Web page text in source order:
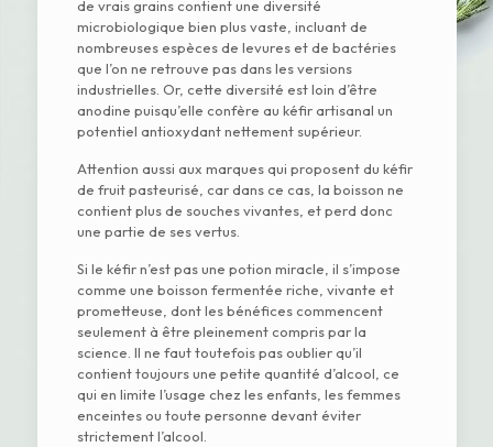
de vrais grains contient une diversité
microbiologique bien plus vaste, incluant de
nombreuses espèces de levures et de bactéries
que l’on ne retrouve pas dans les versions
industrielles. Or, cette diversité est loin d’être
anodine puisqu’elle confère au kéfir artisanal un
potentiel antioxydant nettement supérieur.
Attention aussi aux marques qui proposent du kéfir
de fruit pasteurisé, car dans ce cas, la boisson ne
contient plus de souches vivantes, et perd donc
une partie de ses vertus.
Si le kéfir n’est pas une potion miracle, il s’impose
comme une boisson fermentée riche, vivante et
prometteuse, dont les bénéfices commencent
seulement à être pleinement compris par la
science. Il ne faut toutefois pas oublier qu’il
contient toujours une petite quantité d’alcool, ce
qui en limite l’usage chez les enfants, les femmes
enceintes ou toute personne devant éviter
strictement l’alcool.